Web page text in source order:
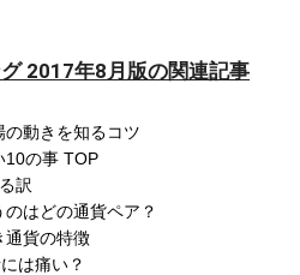
2017年8月版の関連記事
動きを知るコツ
10の事 TOP
訳
はどの通貨ペア？
通貨の特徴
は痛い？